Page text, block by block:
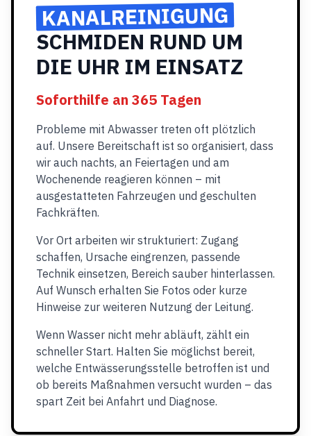
KANALREINIGUNG
SCHMIDEN RUND UM
DIE UHR IM EINSATZ
Soforthilfe an 365 Tagen
Probleme mit Abwasser treten oft plötzlich
auf. Unsere Bereitschaft ist so organisiert, dass
wir auch nachts, an Feiertagen und am
Wochenende reagieren können – mit
ausgestatteten Fahrzeugen und geschulten
Fachkräften.
Vor Ort arbeiten wir strukturiert: Zugang
schaffen, Ursache eingrenzen, passende
Technik einsetzen, Bereich sauber hinterlassen.
Auf Wunsch erhalten Sie Fotos oder kurze
Hinweise zur weiteren Nutzung der Leitung.
Wenn Wasser nicht mehr abläuft, zählt ein
schneller Start. Halten Sie möglichst bereit,
welche Entwässerungsstelle betroffen ist und
ob bereits Maßnahmen versucht wurden – das
spart Zeit bei Anfahrt und Diagnose.